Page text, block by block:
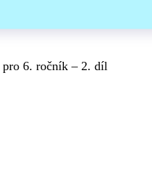
pro 6. ročník – 2. díl